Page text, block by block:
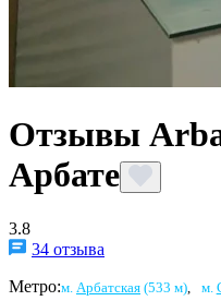
Отзывы
Арбате
3.8
34 отзыва
Метро:м. Арбатская (533 м) м.